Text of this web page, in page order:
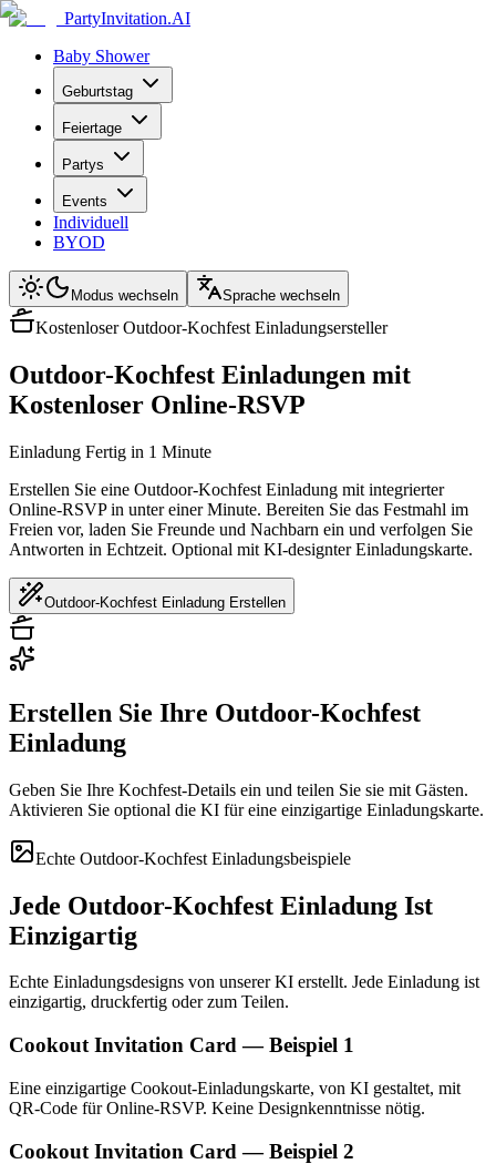
PartyInvitation.AI
Baby Shower
Geburtstag
Feiertage
Partys
Events
Individuell
BYOD
Modus wechseln Sprache wechseln
Kostenloser Outdoor-Kochfest Einladungsersteller
Outdoor-Kochfest Einladungen mit
Kostenloser Online-RSVP
Einladung Fertig in 1 Minute
Erstellen Sie eine Outdoor-Kochfest Einladung mit integrierter
Online-RSVP in unter einer Minute. Bereiten Sie das Festmahl im
Freien vor, laden Sie Freunde und Nachbarn ein und verfolgen Sie
Antworten in Echtzeit. Optional mit KI-designter Einladungskarte.
Outdoor-Kochfest Einladung Erstellen
Erstellen Sie Ihre Outdoor-Kochfest
Einladung
Geben Sie Ihre Kochfest-Details ein und teilen Sie sie mit Gästen.
Aktivieren Sie optional die KI für eine einzigartige Einladungskarte.
Echte Outdoor-Kochfest Einladungsbeispiele
Jede Outdoor-Kochfest Einladung Ist
Einzigartig
Echte Einladungsdesigns von unserer KI erstellt. Jede Einladung ist
einzigartig, druckfertig oder zum Teilen.
Cookout Invitation Card — Beispiel 1
Eine einzigartige Cookout-Einladungskarte, von KI gestaltet, mit
QR-Code für Online-RSVP. Keine Designkenntnisse nötig.
Cookout Invitation Card — Beispiel 2